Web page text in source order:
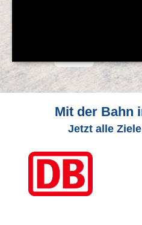
Mit der Bahn
Jetzt alle